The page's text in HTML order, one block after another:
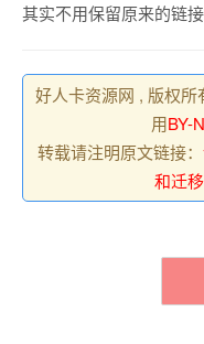
其实不用保留原来的链
好人卡资源网 , 版权
用BY-
转载请注明原文链接：
和迁